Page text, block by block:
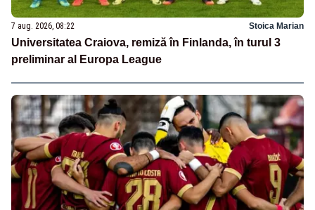
7 aug. 2026, 08:22 Stoica Marian
Universitatea Craiova, remiză în Finlanda, în turul 3
preliminar al Europa League